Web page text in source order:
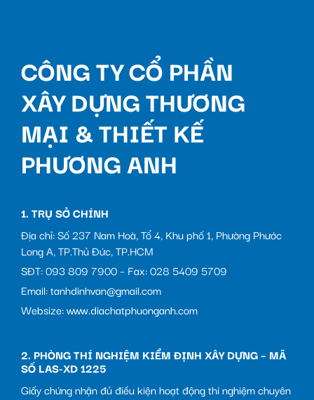
CÔNG TY CỔ PHẦN
XÂY DỰNG THƯƠNG
MẠI & THIẾT KẾ
PHƯƠNG ANH
1. TRỤ SỞ CHÍNH
Địa chỉ: Số 237 Nam Hoà, Tổ 4, Khu phố 1, Phường Phước
Long A, TP.Thủ Đức, TP.HCM
SĐT: 093 809 7900 – Fax: 028 5409 5709
Email: tanhdinhvan@gmail.com
Websize: www.diachatphuonganh.com
2. PHÒNG THÍ NGHIỆM KIỂM ĐỊNH XÂY DỰNG – MÃ
SỐ LAS-XD 1225
Giấy chứng nhận đủ điều kiện hoạt động thí nghiệm chuyên